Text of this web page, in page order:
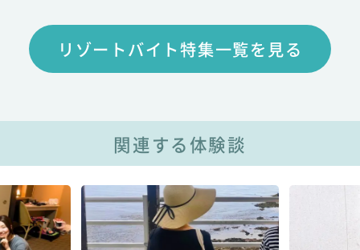
リゾートバイト特集一覧を見る
関連する体験談